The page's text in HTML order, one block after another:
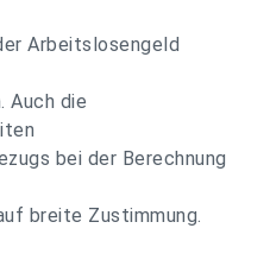
Arbeitslosengeld
Auch die
bei der Berechnung
breite Zustimmung.